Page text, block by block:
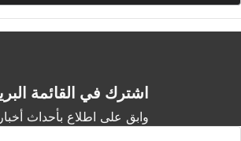
اشترك في القائمة
وابق على اطلاع بأحداث